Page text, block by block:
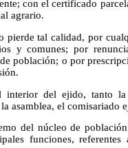
con el certificado
agrario.
pierde tal calidad, por
y comunes; por
población; o por
interior del ejido, tanto
asamblea, el
del núcleo de
funciones,